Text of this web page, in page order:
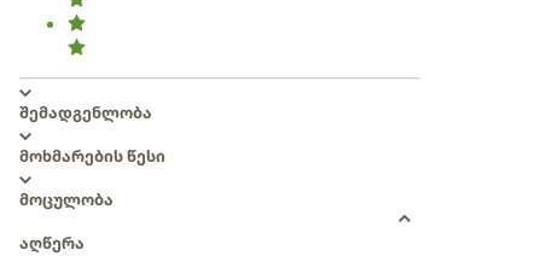
შემადგენლობა
მოხმარების წესი
მოცულობა
აღწერა